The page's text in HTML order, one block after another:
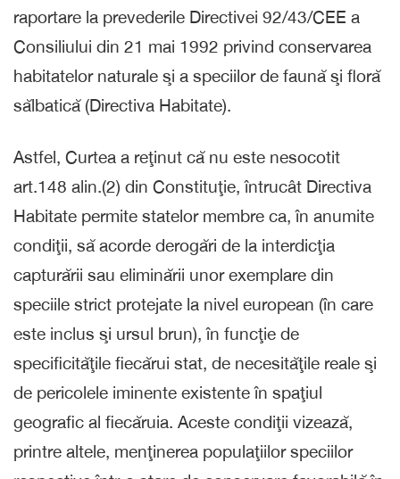
raportare la prevederile Directivei 92/43/CEE a
Consiliului din 21 mai 1992 privind conservarea
habitatelor naturale şi a speciilor de faună şi floră
sălbatică (Directiva Habitate).
Astfel, Curtea a reţinut că nu este nesocotit
art.148 alin.(2) din Constituţie, întrucât Directiva
Habitate permite statelor membre ca, în anumite
condiţii, să acorde derogări de la interdicţia
capturării sau eliminării unor exemplare din
speciile strict protejate la nivel european (în care
este inclus şi ursul brun), în funcţie de
specificităţile fiecărui stat, de necesităţile reale şi
de pericolele iminente existente în spaţiul
geografic al fiecăruia. Aceste condiţii vizează,
printre altele, menţinerea populaţiilor speciilor